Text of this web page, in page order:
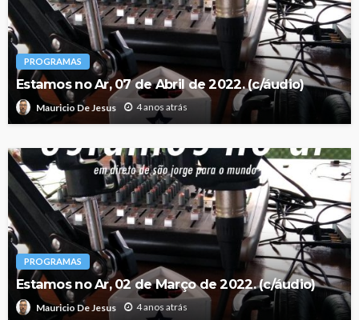
PROGRAMAS
Estamos no Ar, 07 de Abril de 2022. (c/áudio)
Mauricio De Jesus 4 anos atrás
PROGRAMAS
Estamos no Ar, 02 de Março de 2022. (c/áudio)
Mauricio De Jesus 4 anos atrás